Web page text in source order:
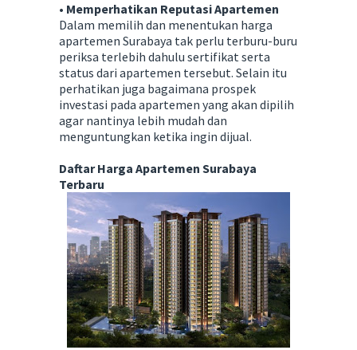
• Memperhatikan Reputasi Apartemen
Dalam memilih dan menentukan harga
apartemen Surabaya tak perlu terburu-buru
periksa terlebih dahulu sertifikat serta
status dari apartemen tersebut. Selain itu
perhatikan juga bagaimana prospek
investasi pada apartemen yang akan dipilih
agar nantinya lebih mudah dan
menguntungkan ketika ingin dijual.
Daftar Harga Apartemen Surabaya
Terbaru